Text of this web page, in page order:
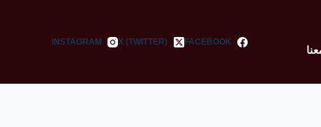
FACEBOOK
X (TWITTER)
INSTAGRAM